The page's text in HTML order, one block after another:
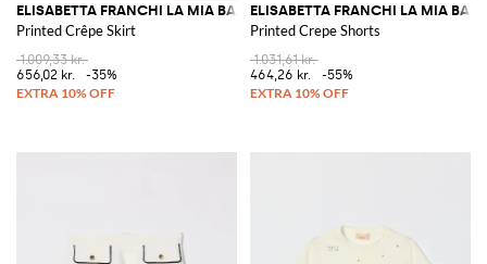
ELISABETTA FRANCHI LA MIA BAMBINA
Printed Crêpe Skirt
1.009,33 kr.
656,02 kr.
-35%
ELISABETTA FRANCHI LA MIA
Printed Crepe Shorts
1.031,61 kr.
464,26 kr.
-55%